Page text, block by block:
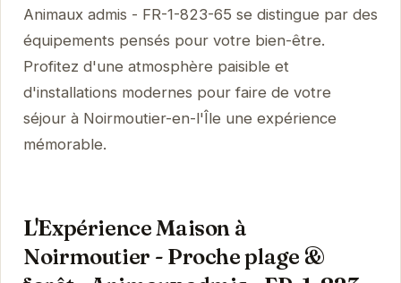
Animaux admis - FR-1-823-65 se distingue par des
équipements pensés pour votre bien-être.
Profitez d'une atmosphère paisible et
d'installations modernes pour faire de votre
séjour à Noirmoutier-en-l'Île une expérience
mémorable.
L'Expérience Maison à
Noirmoutier - Proche plage &